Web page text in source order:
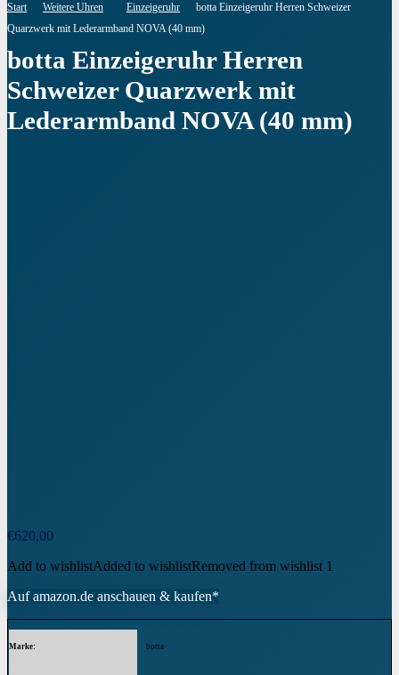
Start Weitere Uhren Einzeigeruhr
botta Einzeigeruhr Herren Schweizer
Quarzwerk mit Lederarmband NOVA (40 mm)
botta Einzeigeruhr Herren
Schweizer Quarzwerk mit
Lederarmband NOVA (40 mm)
€620,00
Add to wishlistAdded to wishlistRemoved from wishlist 1
Auf amazon.de anschauen & kaufen*
Marke botta